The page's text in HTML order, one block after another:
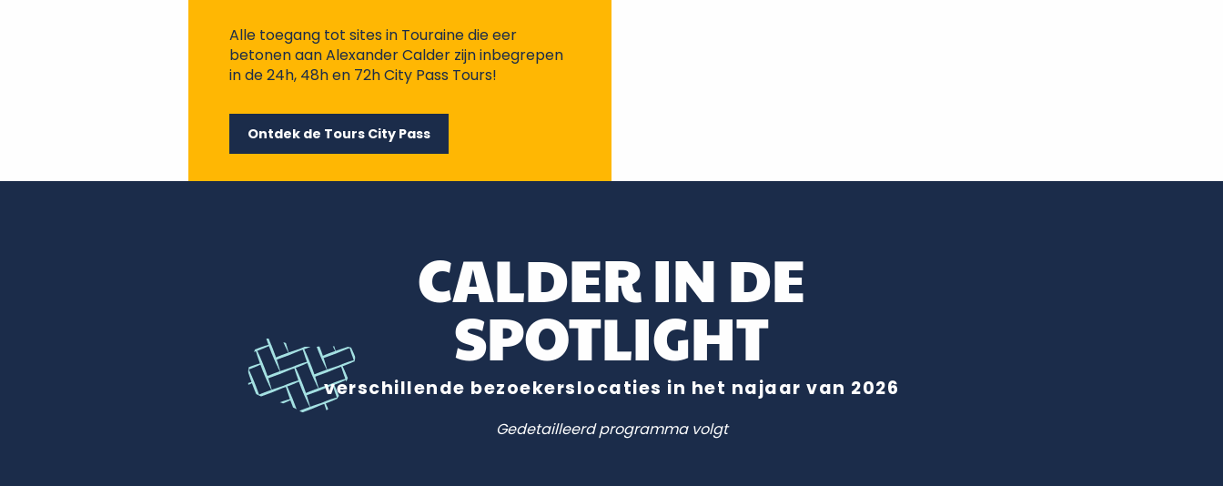
Alle toegang tot sites in Touraine die eer
betonen aan Alexander Calder zijn inbegrepen
in de 24h, 48h en 72h City Pass Tours!
Ontdek de Tours City Pass
CALDER IN DE
SPOTLIGHT
verschillende bezoekerslocaties in het najaar van 2026
Gedetailleerd programma volgt